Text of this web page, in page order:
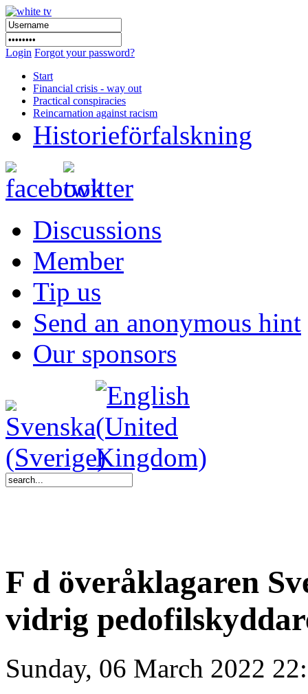
Login Forgot your password?
Start
Financial crisis - way out
Practical conspiracies
Reincarnation against racism
Historieförfalskning
Discussions
Member
Tip us
Send an anonymous hint
Our sponsors
F d överåklagaren
vidrig
Sunday, 06 March 2022